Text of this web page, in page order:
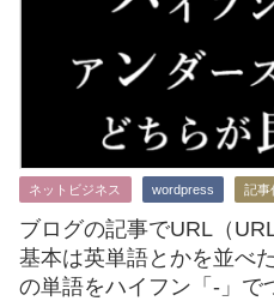
ネットビジネス wordpress 記事
ブログの記事でURL（
基本は英単語とかを並べ
の単語をハイフン「-」で